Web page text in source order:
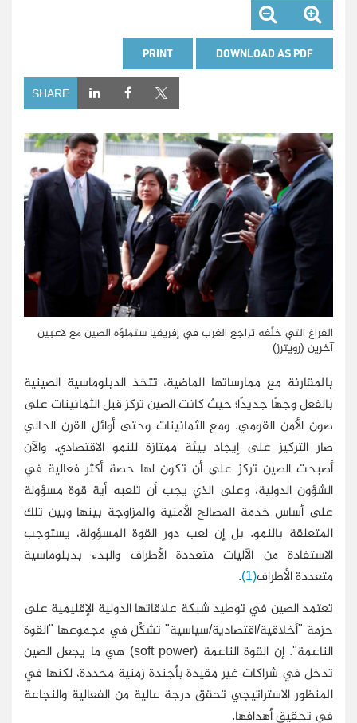
DOWNLOAD AS PDF
PRINT
SHARE
الفراغ التي خلَّفه تراجع الغرب في إفريقيا ستملؤه الصين مع لاعبين
آخرين (رويترز)
بالمقارنة مع ممارساتها الماضية، تتخذ الدبلوماسية الصينية
بالفعل وجهًا جديدًا؛ حيث كانت الصين تركز قبل الثمانينات على
صون الأمن القومي. ومع الثمانينات وحتى أوائل القرن الحالي
صار التركيز على إيجاد بيئة ممتازة للنمو الاقتصادي. والآن
أصبحت الصين تركز على أن تكون لها حصة أكثر فعالية في
الشؤون الدولية، وعلى الذي يجب أن تلعبه أية قوة مسؤولة
على أساس خدمة المصالح الأمنية والمزاوجة بينها وبين تلك
المتعلقة بالنمو. بل إن لعب دور القوة المسؤولة، يستوجب
الاستفادة من الآليات متعددة الأطراف والبدء بدبلوماسية
متعددة الأطراف(1)
.
تعتمد الصين في توطيد شبكة علاقاتها الدولية الإقليمية على
حزمة "أخلاقية/اقتصادية/سياسية" تشكِّل في مجموعها "القوة
الناعمة". إن القوة الناعمة (soft power) هي ما يجعل الصين
تدخل في شراكات غير مقيدة بأجندة زمنية محددة، لكنها في
المنظور الاستراتيجي تحقق درجة عالية من الفعالية والنجاعة
في تحقيق أهدافها.